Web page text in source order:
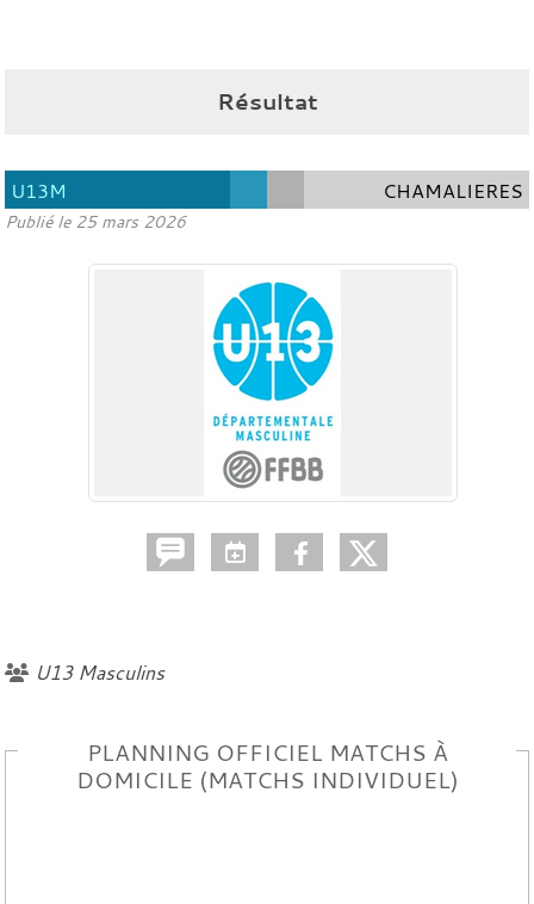
Résultat
U13M CHAMALIERES
Publié le 25 mars 2026
U13 Masculins
PLANNING OFFICIEL MATCHS À
DOMICILE (MATCHS INDIVIDUEL)